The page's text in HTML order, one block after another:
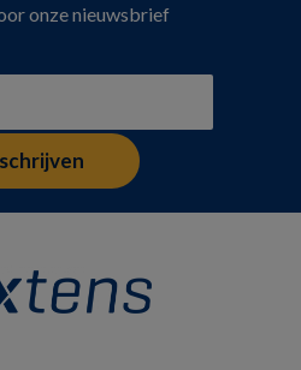
onze nieuwsbrief